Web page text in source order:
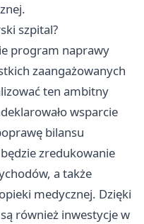
szpital?
program naprawy
zaangażowanych
ten ambitny
wsparcie
bilansu
zredukowanie
a także
medycznej. Dzięki
również inwestycje w